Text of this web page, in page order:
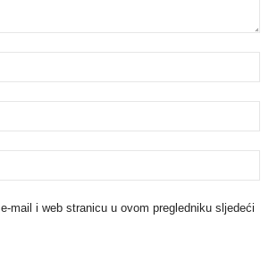
mail i web stranicu u ovom pregledniku sljedeći